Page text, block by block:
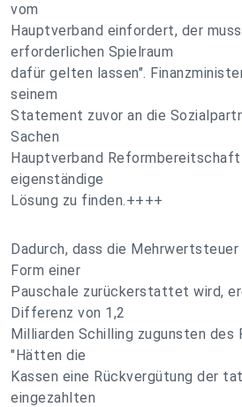
vom
Hauptverband einfordert, der
erforderlichen Spielraum
dafür gelten lassen".
seinem
Statement zuvor an die
Sachen
Hauptverband Reformbereitschaft
eigenständige
Lösung zu finden.++++
Dadurch, dass die Mehrwertsteuer
Form einer
Pauschale zurückerstattet wird,
Differenz von 1,2
Milliarden Schilling zugunsten des
"Hätten die
Kassen eine Rückvergütung der
eingezahlten